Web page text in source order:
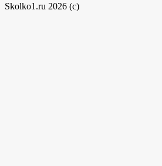
Skolko1.ru 2026 (c)